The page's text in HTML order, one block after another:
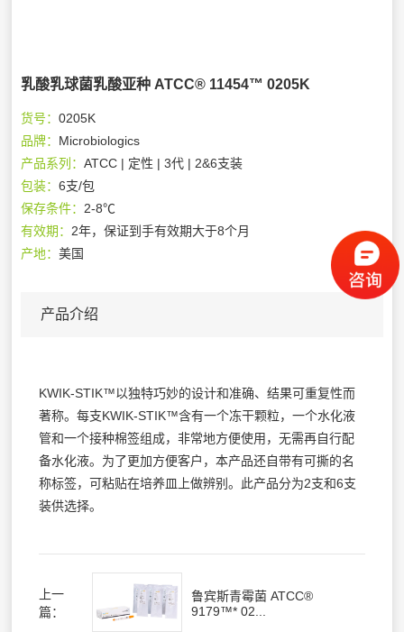
乳酸乳球菌乳酸亚种 ATCC® 11454™ 0205K
货号：0205K
品牌： Microbiologics
产品系列：ATCC | 定性 | 3代 | 2&6支装
包装：6支/包
保存条件： 2-8℃
有效期： 2年，保证到手有效期大于8个月
产地：美国
产品介绍
KWIK-STIK™以独特巧妙的设计和准确、结果可重复性而
著称。每支KWIK-STIK™含有一个冻干颗粒，一个水化液
管和一个接种棉签组成，非常地方便使用，无需再自行配
备水化液。为了更加方便客户，本产品还自带有可撕的名
称标签，可粘贴在培养皿上做辨别。此产品分为2支和6支
装供选择。
上一
篇：
鲁宾斯青霉菌 ATCC®
9179™* 02...